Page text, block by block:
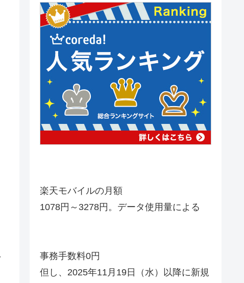
楽天モバイルの月額
1078円～3278円。データ使用量による
事務手数料0円
但し、2025年11月19日（水）以降に新規